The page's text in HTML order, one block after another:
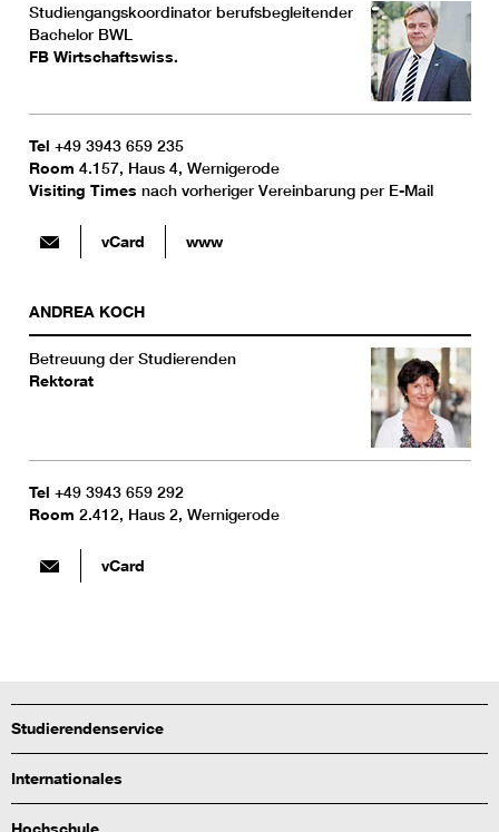
Studiengangskoordinator berufsbegleitender
Bachelor BWL
FB Wirtschaftswiss.
Tel +49 3943 659 235
Room 4.157, Haus 4, Wernigerode
Visiting Times nach vorheriger Vereinbarung per E-Mail
vCard www
ANDREA KOCH
Betreuung der Studierenden
Rektorat
Tel +49 3943 659 292
Room 2.412, Haus 2, Wernigerode
vCard
Studierendenservice
Internationales
Hochschule